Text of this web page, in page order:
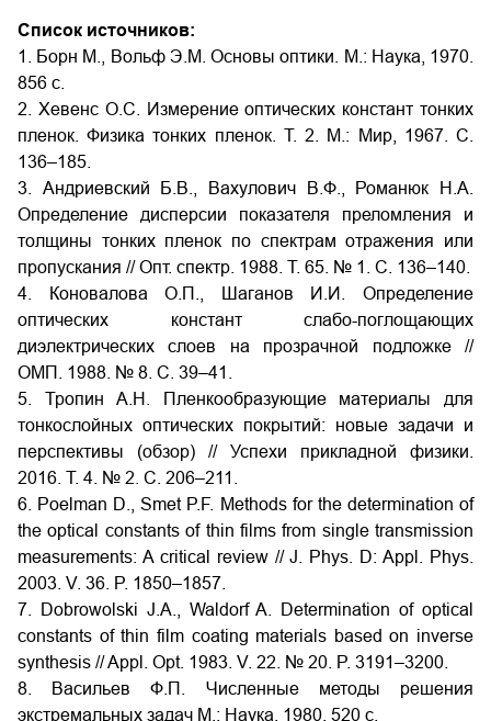
Список источников:
1. Борн М., Вольф Э.М. Основы оптики. М.: Наука, 1970.
856 с.
2. Хевенс О.С. Измерение оптических констант тонких
пленок. Физика тонких пленок. Т. 2. М.: Мир, 1967. С.
136–185.
3. Андриевский Б.В., Вахулович В.Ф., Романюк Н.А.
Определение дисперсии показателя преломления и
толщины тонких пленок по спектрам отражения или
пропускания // Опт. спектр. 1988. Т. 65. № 1. С. 136–140.
4. Коновалова О.П., Шаганов И.И. Определение
оптических констант слабо-поглощающих
диэлектрических слоев на прозрачной подложке //
ОМП. 1988. № 8. С. 39–41.
5. Тропин А.Н. Пленкообразующие материалы для
тонкослойных оптических покрытий: новые задачи и
перспективы (обзор) // Успехи прикладной физики.
2016. Т. 4. № 2. С. 206–211.
6. Poelman D., Smet P.F. Methods for the determination of
the optical constants of thin films from single transmission
measurements: A critical review // J. Phys. D: Appl. Phys.
2003. V. 36. P. 1850–1857.
7. Dobrowolski J.A., Waldorf A. Determination of optical
constants of thin film coating materials based on inverse
synthesis // Appl. Opt. 1983. V. 22. № 20. P. 3191–3200.
8. Васильев Ф.П. Численные методы решения
экстремальных задач М.: Наука, 1980. 520 с.